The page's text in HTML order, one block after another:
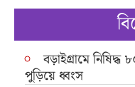
বড়াইগ্রামে
পুড়িয়ে ধ্বংস